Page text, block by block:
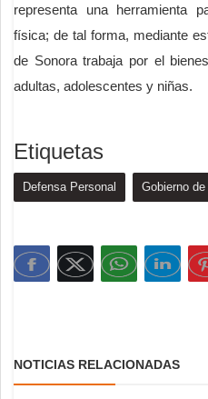
representa una herramienta
física; de tal forma, mediante
de Sonora trabaja por el
adultas, adolescentes y niñas.
Etiquetas
Defensa Personal Gobierno
NOTICIAS RELACIONADAS